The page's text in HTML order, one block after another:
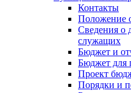
Контакты
Положение
Сведения о
служащих
Бюджет и
Бюджет для
Проект
Порядки и